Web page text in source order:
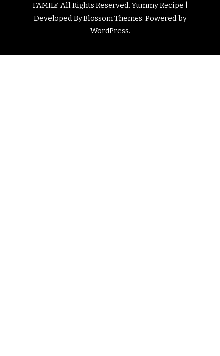
FAMILY. All Rights Reserved.Yummy Recipe |
Developed ByBlossom Themes. Powered by
WordPress.